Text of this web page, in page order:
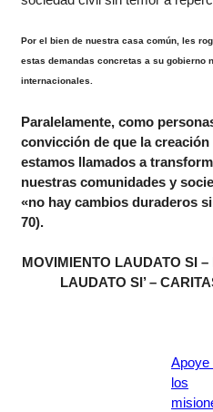
Por el bien de nuestra casa común, les
estas demandas concretas a su gobierno
internacionales.
Paralelamente, como
convicción de que la
estamos llamados a
nuestras comunidades y
«no hay cambios duraderos
70).
MOVIMIENTO LAUDATO SI
LAUDATO SI’ –
Apoye
los